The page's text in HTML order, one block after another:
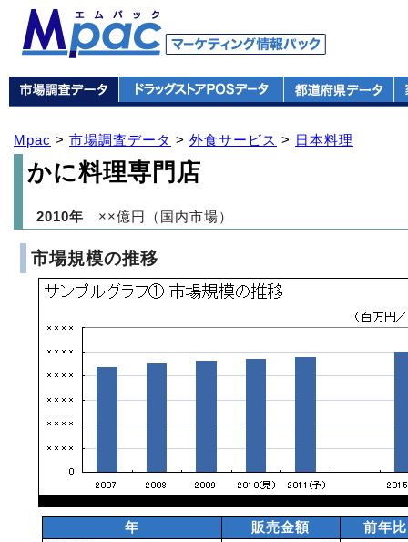
Mpac > 市場調査データ > 外食サービス > 日本料理
かに料理専門店
2010年 ××億円（国内市場）
市場規模の推移
年 販売金額
前年比